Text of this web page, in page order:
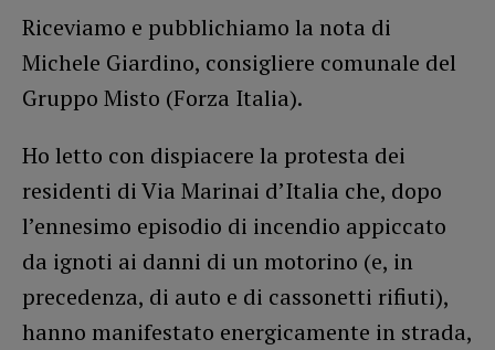
Riceviamo e pubblichiamo la nota di
Michele Giardino, consigliere comunale del
Gruppo Misto (Forza Italia).
Ho letto con dispiacere la protesta dei
residenti di Via Marinai d’Italia che, dopo
l’ennesimo episodio di incendio appiccato
da ignoti ai danni di un motorino (e, in
precedenza, di auto e di cassonetti rifiuti),
hanno manifestato energicamente in strada,